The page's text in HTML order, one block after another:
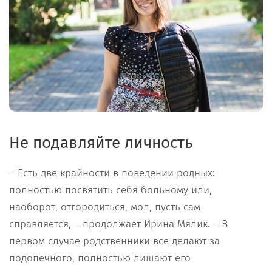
Не подавляйте личность
– Есть две крайности в поведении родных:
полностью посвятить себя больному или,
наоборот, отгородиться, мол, пусть сам
справляется, – продолжает Ирина Мялик. – В
первом случае родственники все делают за
подопечного, полностью лишают его